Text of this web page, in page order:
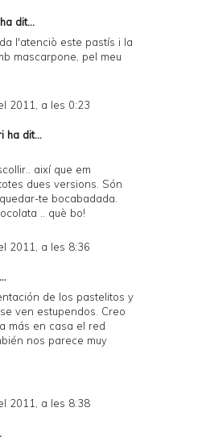
ha dit...
l'atenciò este pastís i la
mascarpone, pel meu
2011, a les 0:23
ha dit...
així que em
dues versions. Són
te bocabadada.
.. què bo!
2011, a les 8:36
de los pastelitos y
ven estupendos. Creo
más en casa el red
nos parece muy
2011, a les 8:38